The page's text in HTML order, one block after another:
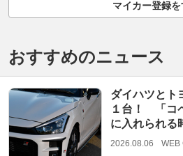
マイカー登録を
おすすめのニュース
ダイハツとト
１台！ 「コ
に入れられる
2026.08.06 WEB